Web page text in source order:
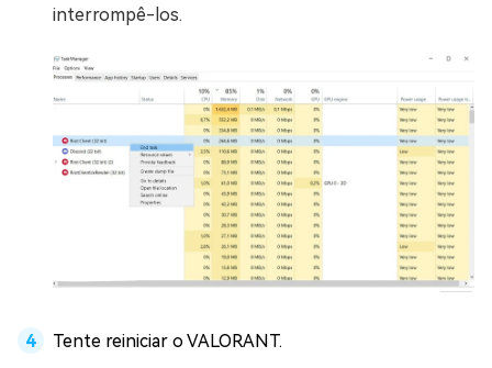
interrompê-los.
Tente reiniciar o VALORANT.